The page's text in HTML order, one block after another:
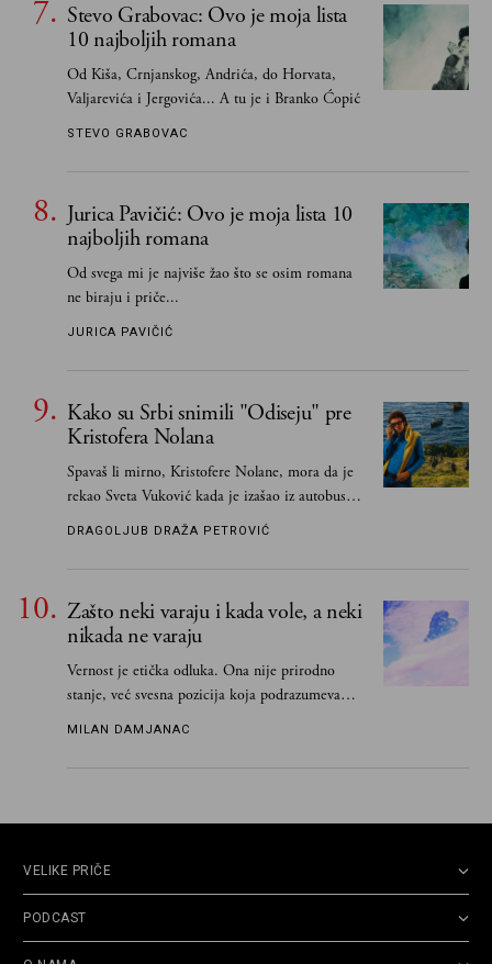
poznavale
Stevo Grabovac: Ovo je moja lista
10 najboljih romana
Od Kiša, Crnjanskog, Andrića, do Horvata,
Valjarevića i Jergovića... A tu je i Branko Ćopić
STEVO GRABOVAC
Jurica Pavičić: Ovo je moja lista 10
najboljih romana
Od svega mi je najviše žao što se osim romana
ne biraju i priče...
JURICA PAVIČIĆ
Kako su Srbi snimili "Odiseju" pre
Kristofera Nolana
Spavaš li mirno, Kristofere Nolane, mora da je
rekao Sveta Vuković kada je izašao iz autobusa i
čim je stigao kući pozvao Vojkana
DRAGOLJUB DRAŽA PETROVIĆ
Zašto neki varaju i kada vole, a neki
nikada ne varaju
Vernost je etička odluka. Ona nije prirodno
stanje, već svesna pozicija koja podrazumeva
MILAN DAMJANAC
VELIKE PRIČE
PODCAST